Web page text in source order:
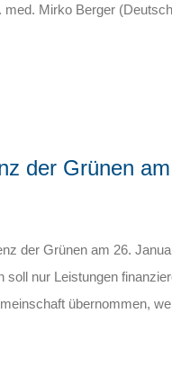
Mirko Berger
der Grünen
der Grünen am 26.
nur Leistungen
übernommen,